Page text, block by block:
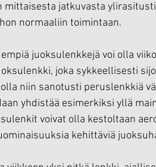
mittaisesta jatkuvasta
normaaliin toimintaan.
juoksulenkkejä voi olla
joka sykkeellisesti
niin sanotusti peruslenkkiä
yhdistää esimerkiksi yllä
voivat olla kestoltaan
kehittäviä